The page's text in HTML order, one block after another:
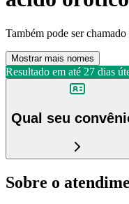
Também pode ser chamado
Mostrar mais nomes
Resultado em até 27 dias
Qual seu
Sobre o